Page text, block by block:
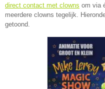
direct contact met clowns om via
meerdere clowns tegelijk.
getoond.